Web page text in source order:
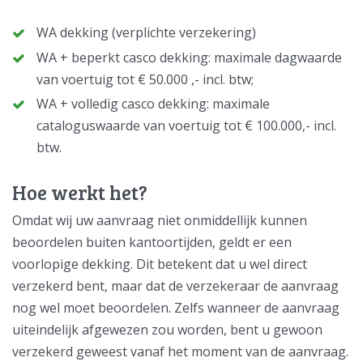
WA dekking (verplichte verzekering)
WA + beperkt casco dekking: maximale dagwaarde
van voertuig tot € 50.000 ,- incl. btw;
WA + volledig casco dekking: maximale
cataloguswaarde van voertuig tot € 100.000,- incl.
btw.
Hoe werkt het?
Omdat wij uw aanvraag niet onmiddellijk kunnen
beoordelen buiten kantoortijden, geldt er een
voorlopige dekking. Dit betekent dat u wel direct
verzekerd bent, maar dat de verzekeraar de aanvraag
nog wel moet beoordelen. Zelfs wanneer de aanvraag
uiteindelijk afgewezen zou worden, bent u gewoon
verzekerd geweest vanaf het moment van de aanvraag.